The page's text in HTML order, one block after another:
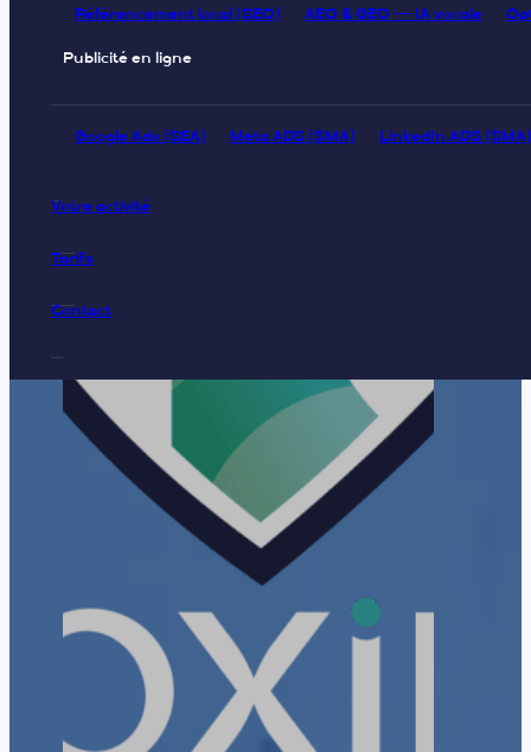
Référencement local (SEO) AEO & GEO — IA vocale
Publicité en ligne
Google Ads (SEA) Meta ADS (SMA) LinkedIn ADS (SMA)
Votre activité
Tarifs
Contact